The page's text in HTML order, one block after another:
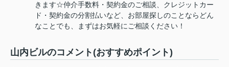
きます☆仲介手数料・契約金のご相談、クレジットカー
ド・契約金の分割払いなど、お部屋探しのことならどん
なことでも、まずはお気軽にご相談ください！
山内ビルのコメント(おすすめポイント)